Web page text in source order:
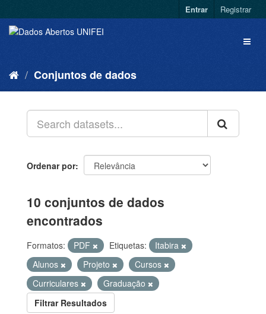
Entrar Registrar
Conjuntos de dados
Ordenar por
10 conjuntos de dados
encontrados
Formatos: PDF Etiquetas:
Itabira
Alunos
Projeto
Cursos
Curriculares
Graduação
Filtrar Resultados